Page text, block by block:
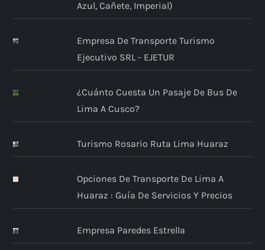
Azul, Cañete, Imperial)
Empresa De Transporte Turismo
Ejecutivo SRL - EJETUR
¿Cuánto Cuesta Un Pasaje De Bus De
Lima A Cusco?
Turismo Rosario Ruta Lima Huaraz
Opciones De Transporte De Lima A
Huaraz : Guía De Servicios Y Precios
Empresa Paredes Estrella